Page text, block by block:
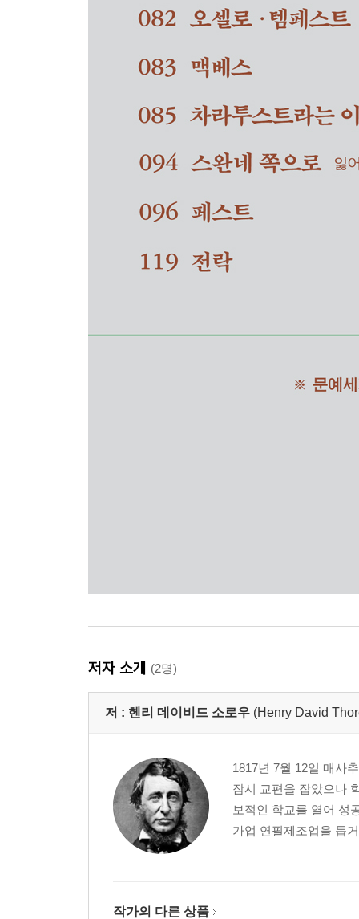
저자 소개 (2명)
저 : 헨리 데이비드 소로우 (Henry David
1817년 7월 12일 매사
잠시 교편을 잡았으나
보적인 학교를 열어 성
가업 연필제조업을 돕
작가의 다른 상품